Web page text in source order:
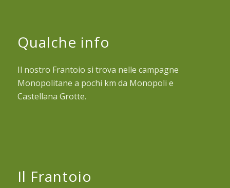
Qualche info
Il nostro Frantoio si trova nelle campagne
Monopolitane a pochi km da Monopoli e
Castellana Grotte.
Il Frantoio